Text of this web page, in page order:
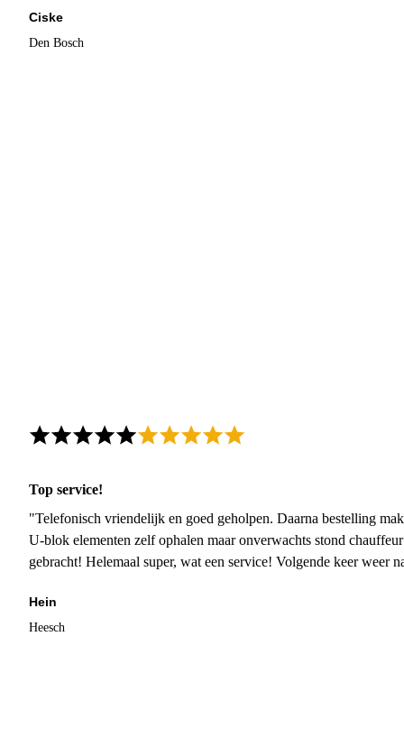
Ciske
Den Bosch
Top service!
"Telefonisch vriendelijk en goed geholpen. Daarna bestelling
U-blok elementen zelf ophalen maar onverwachts stond
gebracht! Helemaal super, wat een service! Volgende keer weer
Hein
Heesch